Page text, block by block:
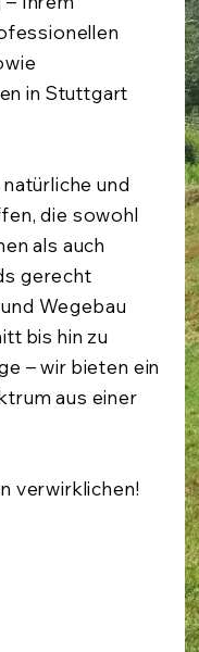
in Stuttgart
und
die sowohl
als auch
gerecht
Wegebau
bis hin zu
– wir bieten ein
aus einer
verwirklichen!